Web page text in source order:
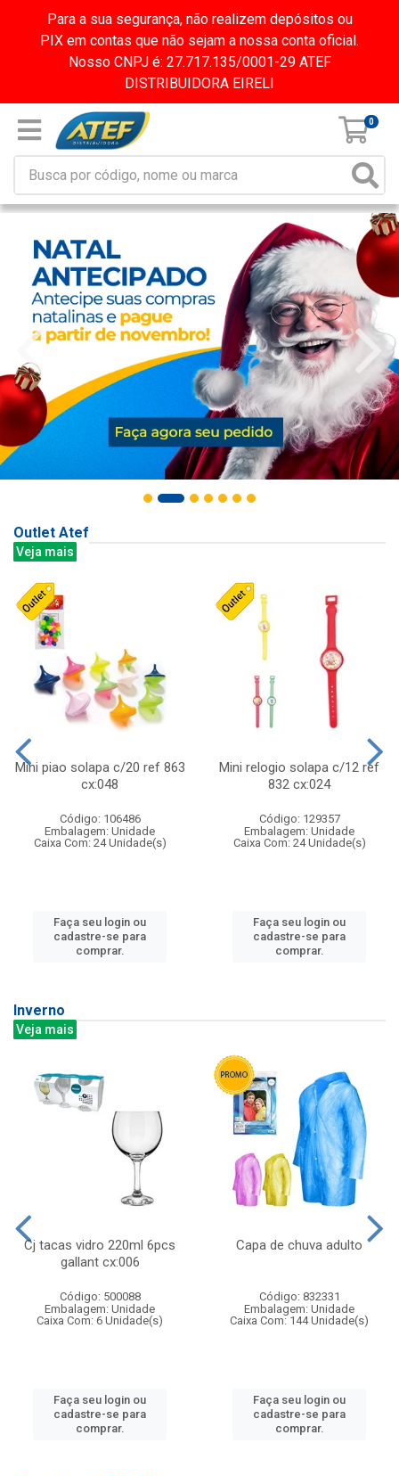
Para a sua segurança, não realizem depósitos ou
PIX em contas que não sejam a nossa conta oficial.
Nosso CNPJ é: 27.717.135/0001-29 ATEF
DISTRIBUIDORA EIRELI
0
Outlet Atef
Veja mais
Mini piao solapa c/20 ref 863
cx:048
Código: 106486
Embalagem: Unidade
Caixa Com: 24 Unidade(s)
Faça seu login ou
cadastre-se para
comprar.
Mini relogio solapa c/12 ref
832 cx:024
Código: 129357
Embalagem: Unidade
Caixa Com: 24 Unidade(s)
Faça seu login ou
cadastre-se para
comprar.
Inverno
Veja mais
Cj tacas vidro 220ml 6pcs
gallant cx:006
Código: 500088
Embalagem: Unidade
Caixa Com: 6 Unidade(s)
Faça seu login ou
cadastre-se para
comprar.
Capa de chuva adulto
Código: 832331
Embalagem: Unidade
Caixa Com: 144 Unidade(s)
Faça seu login ou
cadastre-se para
comprar.